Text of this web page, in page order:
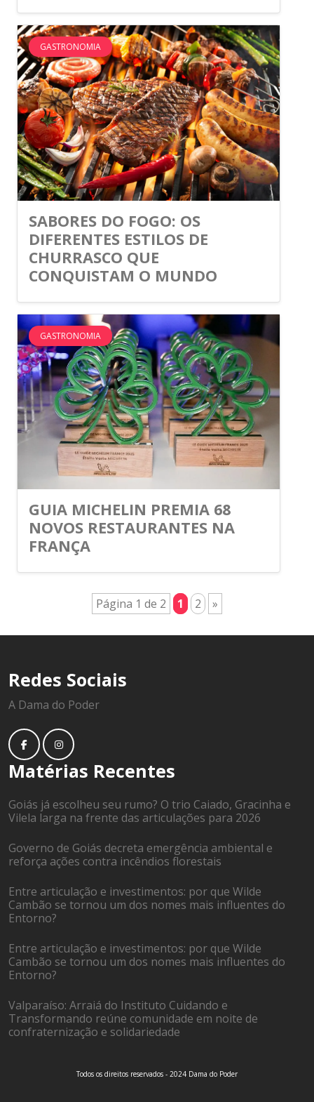
GASTRONOMIA
SABORES DO FOGO: OS
DIFERENTES ESTILOS DE
CHURRASCO QUE
CONQUISTAM O MUNDO
GASTRONOMIA
GUIA MICHELIN PREMIA 68
NOVOS RESTAURANTES NA
FRANÇA
Página 1 de 2 1 2 »
Redes Sociais
A Dama do Poder
Matérias Recentes
Goiás já escolheu seu rumo? O trio Caiado, Gracinha e
Vilela larga na frente das articulações para 2026
Governo de Goiás decreta emergência ambiental e
reforça ações contra incêndios florestais
Entre articulação e investimentos: por que Wilde
Cambão se tornou um dos nomes mais influentes do
Entorno?
Entre articulação e investimentos: por que Wilde
Cambão se tornou um dos nomes mais influentes do
Entorno?
Valparaíso: Arraiá do Instituto Cuidando e
Transformando reúne comunidade em noite de
confraternização e solidariedade
Todos os direitos reservados - 2024 Dama do Poder